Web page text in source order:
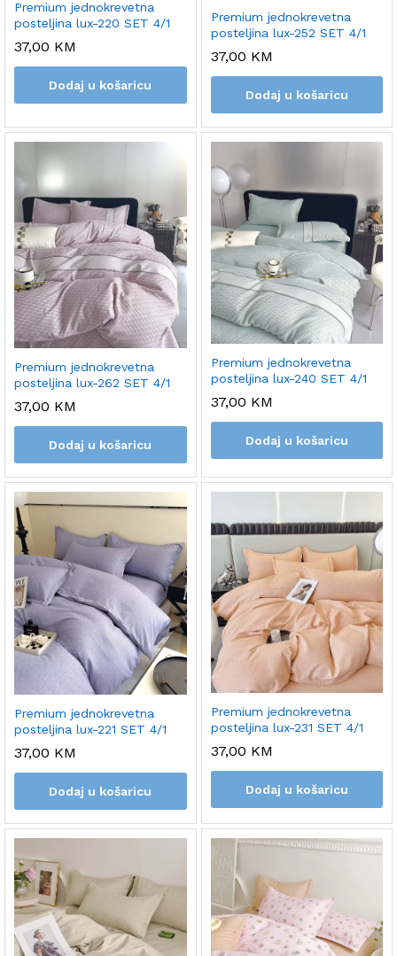
Premium jednokrevetna
posteljina lux-220 SET 4/1
37,00 KM
Dodaj u košaricu
Premium jednokrevetna
posteljina lux-252 SET 4/1
37,00 KM
Dodaj u košaricu
Premium jednokrevetna
posteljina lux-262 SET 4/1
37,00 KM
Dodaj u košaricu
Premium jednokrevetna
posteljina lux-240 SET 4/1
37,00 KM
Dodaj u košaricu
Premium jednokrevetna
posteljina lux-221 SET 4/1
37,00 KM
Dodaj u košaricu
Premium jednokrevetna
posteljina lux-231 SET 4/1
37,00 KM
Dodaj u košaricu